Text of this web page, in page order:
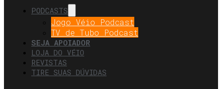
PODCASTS
Jogo Véio Podcast
TV de Tubo Podcast
SEJA APOIADOR
LOJA DO VÉIO
REVISTAS
TIRE SUAS DÚVIDAS